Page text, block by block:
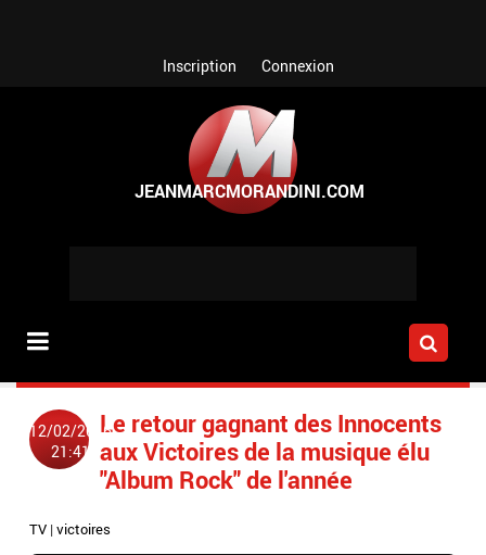
Inscription Connexion
12/02/2016
21:41
Le retour gagnant des Innocents
aux Victoires de la musique élu
"Album Rock" de l'année
TV |victoires